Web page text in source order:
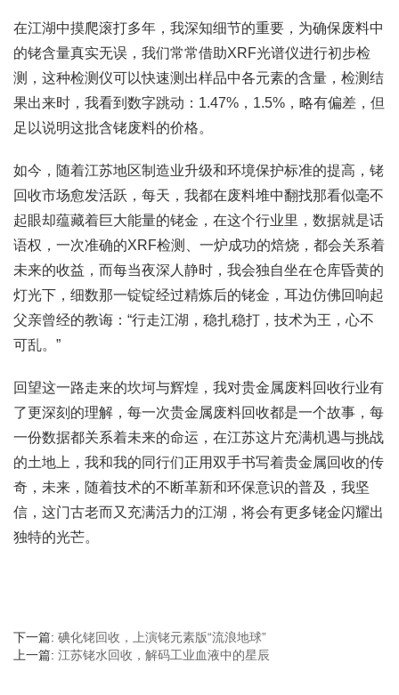
在江湖中摸爬滚打多年，我深知细节的重要，为确保废料中
的铑含量真实无误，我们常常借助XRF光谱仪进行初步检
测，这种检测仪可以快速测出样品中各元素的含量，检测结
果出来时，我看到数字跳动：1.47%，1.5%，略有偏差，但
足以说明这批含铑废料的价格。
如今，随着江苏地区制造业升级和环境保护标准的提高，铑
回收市场愈发活跃，每天，我都在废料堆中翻找那看似毫不
起眼却蕴藏着巨大能量的铑金，在这个行业里，数据就是话
语权，一次准确的XRF检测、一炉成功的焙烧，都会关系着
未来的收益，而每当夜深人静时，我会独自坐在仓库昏黄的
灯光下，细数那一锭锭经过精炼后的铑金，耳边仿佛回响起
父亲曾经的教诲：“行走江湖，稳扎稳打，技术为王，心不
可乱。”
回望这一路走来的坎坷与辉煌，我对贵金属废料回收行业有
了更深刻的理解，每一次贵金属废料回收都是一个故事，每
一份数据都关系着未来的命运，在江苏这片充满机遇与挑战
的土地上，我和我的同行们正用双手书写着贵金属回收的传
奇，未来，随着技术的不断革新和环保意识的普及，我坚
信，这门古老而又充满活力的江湖，将会有更多铑金闪耀出
独特的光芒。
下一篇: 碘化铑回收，上演铑元素版“流浪地球”
上一篇: 江苏铑水回收，解码工业血液中的星辰